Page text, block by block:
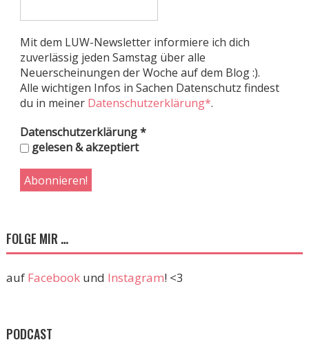
Mit dem LUW-Newsletter informiere ich dich
zuverlässig jeden Samstag über alle
Neuerscheinungen der Woche auf dem Blog :).
Alle wichtigen Infos in Sachen Datenschutz findest
du in meiner Datenschutzerklärung*.
Datenschutzerklärung*
gelesen & akzeptiert
FOLGE MIR …
auf Facebookund Instagram! <3
PODCAST